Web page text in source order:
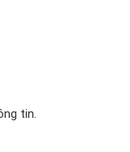
tin.